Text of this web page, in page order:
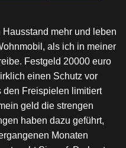
mehr und leben
als ich in meiner
Festgeld 20000 euro
einen Schutz vor
den Freispielen limitiert
geld die strengen
haben dazu geführt,
Monaten